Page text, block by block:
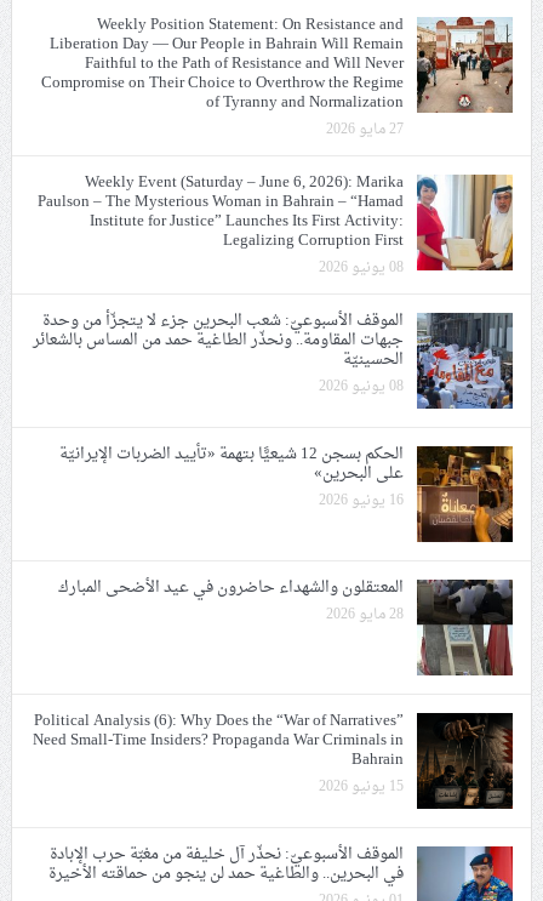
Weekly Position Statement: On Resistance and
Liberation Day — Our People in Bahrain Will Remain
Faithful to the Path of Resistance and Will Never
Compromise on Their Choice to Overthrow the Regime
of Tyranny and Normalization
27 مايو 2026
Weekly Event (Saturday – June 6, 2026): Marika
Paulson – The Mysterious Woman in Bahrain – “Hamad
Institute for Justice” Launches Its First Activity:
Legalizing Corruption First
08 يونيو 2026
الموقف الأسبوعيّ: شعب البحرين جزء لا يتجزّأ من وحدة
جبهات المقاومة.. ونحذّر الطاغية حمد من المساس بالشعائر
الحسينيّة
08 يونيو 2026
الحكم بسجن 12 شيعيًّا بتهمة «تأييد الضربات الإيرانيّة
على البحرين»
16 يونيو 2026
المعتقلون والشهداء حاضرون في عيد الأضحى المبارك
28 مايو 2026
Political Analysis (6): Why Does the “War of Narratives”
Need Small-Time Insiders? Propaganda War Criminals in
Bahrain
15 يونيو 2026
الموقف الأسبوعيّ: نحذّر آل خليفة من مغبّة حرب الإبادة
في البحرين.. والطاغية حمد لن ينجو من حماقته الأخيرة